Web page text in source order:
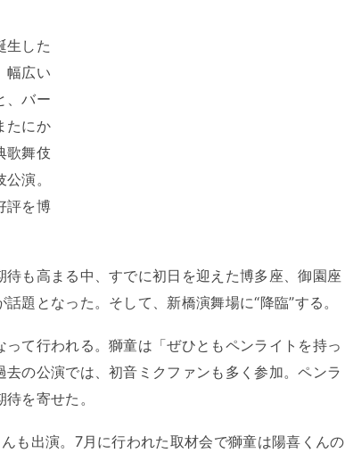
生した
幅広い
、バー
たにか
歌舞伎
演。
評を博
も高まる中、すでに初日を迎えた博多座、御園座
題となった。そして、新橋演舞場に“降臨”する。
て行われる。獅童は「ぜひともペンライトを持っ
の公演では、初音ミクファンも多く参加。ペンラ
を寄せた。
も出演。7月に行われた取材会で獅童は陽喜くんの